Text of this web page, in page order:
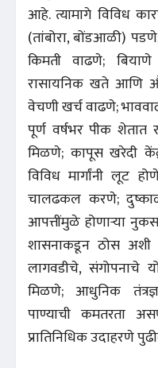
आहे. त्यामागे विविध
(तांबोरा, बोंडआळी)
किमती वाढणे;
रासायनिक खते आणि
वेचणी खर्च वाढणे;
पूर्ण वर्षभर पीक शेतात
मिळणे; कापूस खरेदी
विविध मार्गांनी लूट
चालढकल करणे;
आपत्तींमुळे होणाऱ्या
शासनाकडून ठोस
लागवडीचे, संगोपनाचे
मिळणे; आधुनिक
पाण्याची कमतरता
प्रातिनिधिक उदाहरणे